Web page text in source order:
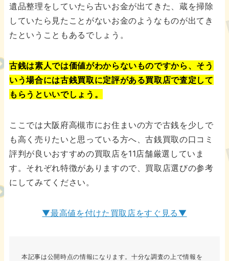
遺品整理をしていたら古いお金が出てきた、蔵を掃除
していたら見たことがないお金のようなものが出てき
たということもあるでしょう。
古銭は素人では価値がわからないものですから、そう
いう場合には古銭買取に定評がある買取店で査定して
もらうといいでしょう。
ここでは大阪府高槻市にお住まいの方で古銭を少しで
も高く売りたいと思っている方へ、古銭買取の口コミ
評判が良いおすすめの買取店を11店舗厳選していま
す。それぞれ特徴がありますので、買取店選びの参考
にしてみてください。
▼最高値を付けた買取店をすぐ見る▼
本記事は公開時点の情報になります。十分な調査の上で情報を